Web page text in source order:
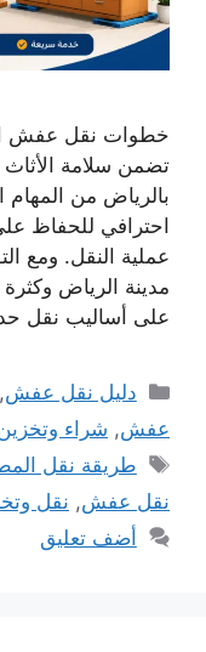
خطوات نقل عفش
تضمن سلامة
بالرياض من المهام
احترافي للحفاظ
عملية النقل. ومع
مدينة الرياض وكثرة
على أساليب نقل
التصنيفات
دليل نقل عفش,
عفش, شراء
الوسوم
طريقة نقل
نقل عفش, نقل
أضف تعليق